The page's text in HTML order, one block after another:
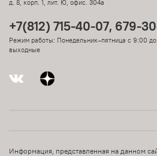
д. 8, корп. 1, лит. Ю, офис. 304а
+7(812) 715-40-07, 679-
Режим работы: Понедельник–пятница с 9:00
выходные
Информация, представленная на данном